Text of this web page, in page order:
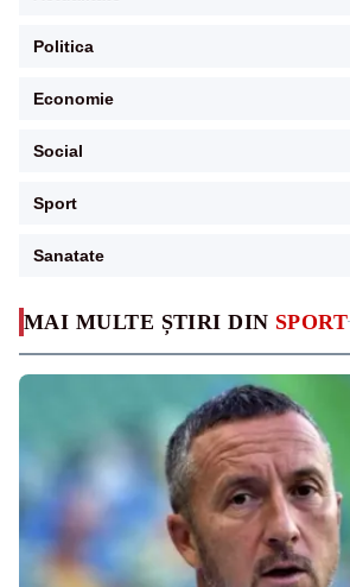
MAI MULTE ȘTIRI DIN SPORT
Politica
Economie
Social
Sport
Sanatate